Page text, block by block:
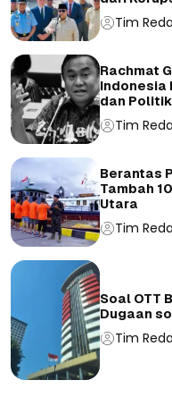
Tim
Rachmat
Indonesia
dan
Tim
Berantas
Tambah
Utara
Tim
Soal OTT
Dugaan
Tim